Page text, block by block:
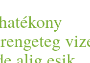
Európa
Az